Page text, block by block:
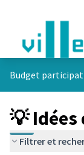
Budget
💡 Idées
Filtrer et